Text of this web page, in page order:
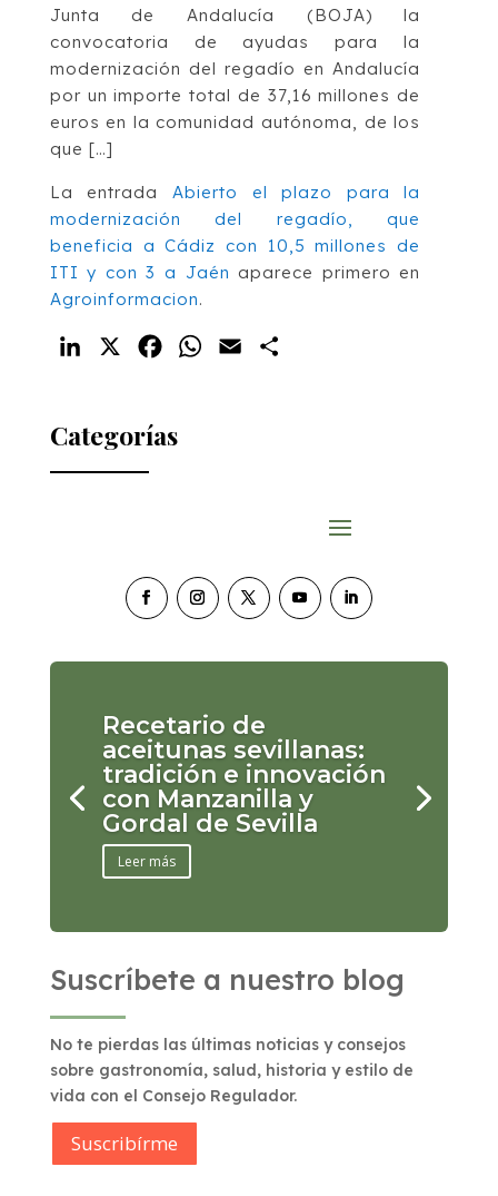
Junta de Andalucía (BOJA) la
convocatoria de ayudas para la
modernización del regadío en Andalucía
por un importe total de 37,16 millones de
euros en la comunidad autónoma, de los
que […]
La entrada Abierto el plazo para la
modernización del regadío, que
beneficia a Cádiz con 10,5 millones de
ITI y con 3 a Jaén aparece primero en
Agroinformacion.
LinkedIn FacebookWhatsApp
Email
Categorías
Recetario de
aceitunas sevillanas:
tradición e innovación
con Manzanilla y
Gordal de Sevilla
Leer más
Suscríbete a nuestro blog
No te pierdas las últimas noticias y consejos
sobre gastronomía, salud, historia y estilo de
vida con el Consejo Regulador.
Suscribírme